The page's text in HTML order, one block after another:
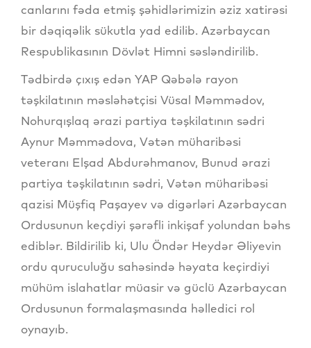
canlarını fəda etmiş şəhidlərimizin əziz xatirəsi
bir dəqiqəlik sükutla yad edilib. Azərbaycan
Respublikasının Dövlət Himni səsləndirilib.
Tədbirdə çıxış edən YAP Qəbələ rayon
təşkilatının məsləhətçisi Vüsal Məmmədov,
Nohurqışlaq ərazi partiya təşkilatının sədri
Aynur Məmmədova, Vətən müharibəsi
veteranı Elşad Abdurəhmanov, Bunud ərazi
partiya təşkilatının sədri, Vətən müharibəsi
qazisi Müşfiq Paşayev və digərləri Azərbaycan
Ordusunun keçdiyi şərəfli inkişaf yolundan bəhs
ediblər. Bildirilib ki, Ulu Öndər Heydər Əliyevin
ordu quruculuğu sahəsində həyata keçirdiyi
mühüm islahatlar müasir və güclü Azərbaycan
Ordusunun formalaşmasında həlledici rol
oynayıb.